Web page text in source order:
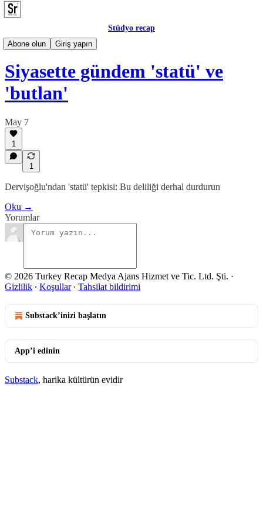
Stüdyo recap
Abone olun
Giriş yapın
Posta
Siyasette gündem 'statü' ve
'butlan'
May 7
1
1
Dervişoğlu'ndan 'statü' tepkisi: Bu deliliği derhal durdurun
Oku →
Yorumlar
© 2026 Turkey Recap Medya Ajans Hizmet ve Tic. Ltd. Şti. ·
Gizlilik ∙ Koşullar∙ Tahsilat bildirimi
Substack’inizi başlatın
App’i edinin
Substack, harika kültürün evidir